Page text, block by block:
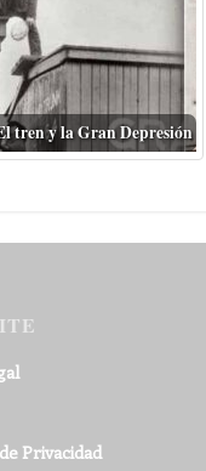
tren y la Gran Depresión
Privacidad